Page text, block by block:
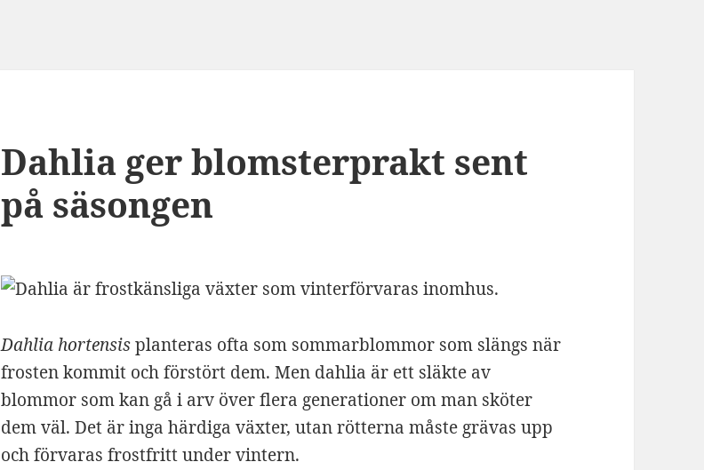
Dahlia ger blomsterprakt sent
på säsongen
Dahlia hortensisplanteras ofta som sommarblommor som slängs när
frosten kommit och förstört dem. Men dahlia är ett släkte av
blommor som kan gå i arv över flera generationer om man sköter
dem väl. Det är inga härdiga växter, utan rötterna måste grävas upp
och förvaras frostfritt under vintern.